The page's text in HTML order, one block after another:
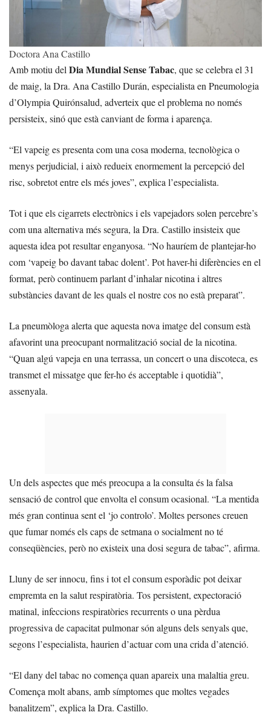
Doctora Ana Castillo
Amb motiu delDia Mundial Sense Tabac, que se celebra el 31
de maig, la Dra. Ana Castillo Durán, especialista en Pneumologia
d’Olympia Quirónsalud, adverteix que el problema no només
persisteix, sinó que està canviant de forma i aparença.
“El vapeig es presenta com una cosa moderna, tecnològica o
menys perjudicial, i això redueix enormement la percepció del
risc, sobretot entre els més joves”, explica l’especialista.
Tot i que els cigarrets electrònics i els vapejadors solen percebre’s
com una alternativa més segura, la Dra. Castillo insisteix que
aquesta idea pot resultar enganyosa. “No hauríem de plantejar-ho
com ‘vapeig bo davant tabac dolent’. Pot haver-hi diferències en el
format, però continuem parlant d’inhalar nicotina i altres
substàncies davant de les quals el nostre cos no està preparat”.
La pneumòloga alerta que aquesta nova imatge del consum està
afavorint una preocupant normalització social de la nicotina.
“Quan algú vapeja en una terrassa, un concert o una discoteca, es
transmet el missatge que fer-ho és acceptable i quotidià”,
assenyala.
Un dels aspectes que més preocupa a la consulta és la falsa
sensació de control que envolta el consum ocasional. “La mentida
més gran continua sent el ‘jo controlo’. Moltes persones creuen
que fumar només els caps de setmana o socialment no té
conseqüències, però no existeix una dosi segura de tabac”, afirma.
Lluny de ser innocu, fins i tot el consum esporàdic pot deixar
empremta en la salut respiratòria. Tos persistent, expectoració
matinal, infeccions respiratòries recurrents o una pèrdua
progressiva de capacitat pulmonar són alguns dels senyals que,
segons l’especialista, haurien d’actuar com una crida d’atenció.
“El dany del tabac no comença quan apareix una malaltia greu.
Comença molt abans, amb símptomes que moltes vegades
banalitzem”, explica la Dra. Castillo.